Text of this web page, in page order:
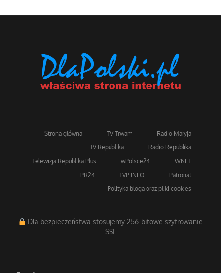
Strona główna TV Trwam
Radio Maryja
TV Republika
Radio Republika
Telewizja Republika Plus
wPolsce24
WNET
PR24
TVP INFO
Patronat
Polityka bloga oraz pliki cookies
Dla bezpieczeństwa stosujemy 256-bitowe szyfrowanie
SSL